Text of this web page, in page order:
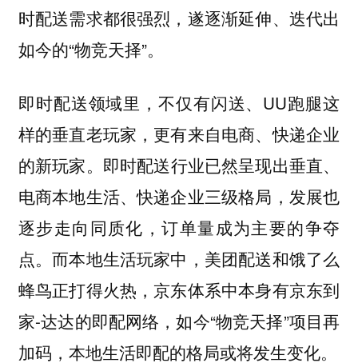
时配送需求都很强烈，遂逐渐延伸、迭代出
如今的“物竞天择”。
即时配送领域里，不仅有闪送、UU跑腿这
样的垂直老玩家，更有来自电商、快递企业
的新玩家。 即时配送行业已然呈现出垂直、
电商本地生活、快递企业三级格局， 发展也
逐步走向同质化，订单量成为主要的争夺
点。而本地生活玩家中， 美团配送和饿了么
蜂鸟正打得火热，京东体系中本身有京东到
家-达达的即配网络，如今“物竞天择”项目再
加码，本地生活即配的格局或将发生变化。